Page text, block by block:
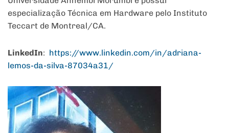
especialização Técnica em Hardware pelo Instituto
Teccart de Montreal/CA.
LinkedIn: https://www.linkedin.com/in/adriana-
lemos-da-silva-87034a31/